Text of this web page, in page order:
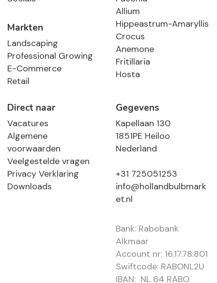
Markten
Landscaping
Professional Growing
E-Commerce
Retail
Allium
Hippeastrum-Amaryllis
Crocus
Anemone
Fritillaria
Hosta
Direct naar
Vacatures
Algemene
voorwaarden
Veelgestelde vragen
Privacy Verklaring
Downloads
Gegevens
Kapellaan 130
1851PE Heiloo
Nederland
+31 725051253
info@hollandbulbmark
et.nl
Bank: Rabobank
Alkmaar
Account nr: 16.17.78.801
Swiftcode: RABONL2U
IBAN: NL 64 RABO